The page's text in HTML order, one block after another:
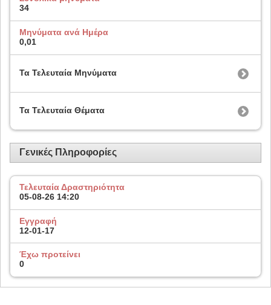
34
Μηνύματα ανά Ημέρα
0,01
Τα Τελευταία Μηνύματα
Τα Τελευταία Θέματα
Γενικές Πληροφορίες
Τελευταία Δραστηριότητα
05-08-26 14:20
Εγγραφή
12-01-17
Έχω προτείνει
0